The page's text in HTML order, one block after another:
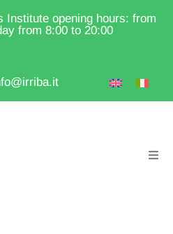
Institute opening hours: from
from 8:00 to 20:00